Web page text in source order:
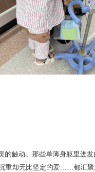
触动。那些单薄身躯里迸
重却无比坚定的爱……都汇聚